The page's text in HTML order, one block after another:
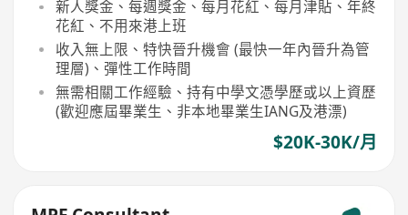
新人獎金、每週獎金、每月花紅、每月津貼、年終
花紅、不用來港上班
收入無上限、特快晉升機會 (最快一年內晉升為管
理層)、彈性工作時間
無需相關工作經驗、持有中學文憑學歷或以上資歷
(歡迎應屆畢業生、非本地畢業生IANG及港漂)
$20K-30K/月